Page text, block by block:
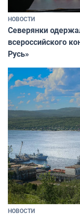
НОВОСТИ
Северянки
всероссийского
Русь»
НОВОСТИ